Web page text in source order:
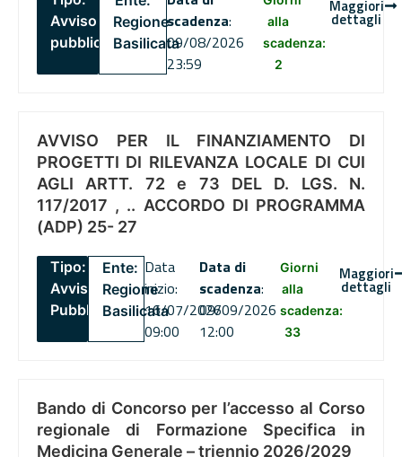
Avviso
pubblico
Regione
Basilicata
scadenza:
09/08/2026
23:59
alla
scadenza:
2
Maggiori
dettagli
AVVISO PER IL FINANZIAMENTO DI
PROGETTI DI RILEVANZA LOCALE DI CUI
AGLI ARTT. 72 e 73 DEL D. LGS. N.
117/2017 , .. ACCORDO DI PROGRAMMA
(ADP) 25- 27
Tipo:
Avviso
Pubblico
Ente:
Regione
Basilicata
Data
inizio:
16/07/2026
09:00
Data di
scadenza:
09/09/2026
12:00
Giorni
alla
scadenza:
33
Maggiori
dettagli
Bando di Concorso per l’accesso al Corso
regionale di Formazione Specifica in
Medicina Generale – triennio 2026/2029